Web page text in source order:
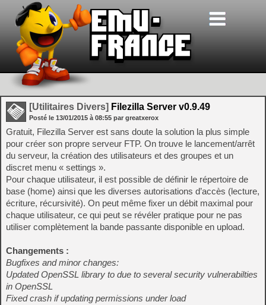
[Utilitaires Divers] Filezilla Server v0.9.49
Posté le 13/01/2015 à 08:55 par greatxerox
Gratuit, Filezilla Server est sans doute la solution la plus simple
pour créer son propre serveur FTP. On trouve le lancement/arrêt
du serveur, la création des utilisateurs et des groupes et un
discret menu « settings ».
Pour chaque utilisateur, il est possible de définir le répertoire de
base (home) ainsi que les diverses autorisations d’accès (lecture,
écriture, récursivité). On peut même fixer un débit maximal pour
chaque utilisateur, ce qui peut se révéler pratique pour ne pas
utiliser complètement la bande passante disponible en upload.
Changements :
Bugfixes and minor changes:
Updated OpenSSL library to due to several security vulnerabilties
in OpenSSL
Fixed crash if updating permissions under load